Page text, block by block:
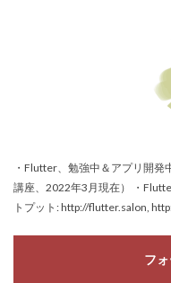
・Flutter、勉強中＆アプリ開
講座、2022年3月現在） ・
トプット: http://flutter.salon,
フ